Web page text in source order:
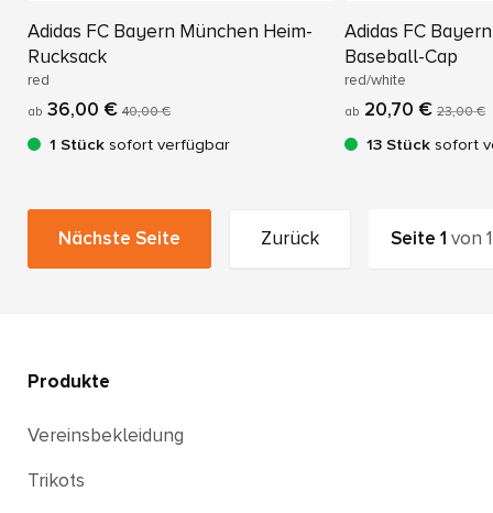
Adidas FC Bayern München Heim-
Rucksack
red
ab 36,00 € 40,00 €
1 Stück sofort verfügbar
Adidas FC
Baseball-Cap
red/white
ab 20,70 € 23,00 €
13 Stück sofort
Nächste Seite Zurück Seite1 von1
Produkte
Vereinsbekleidung
Trikots